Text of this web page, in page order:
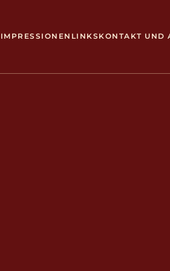
IMPRESSIONEN LINKS KONTAKT UND